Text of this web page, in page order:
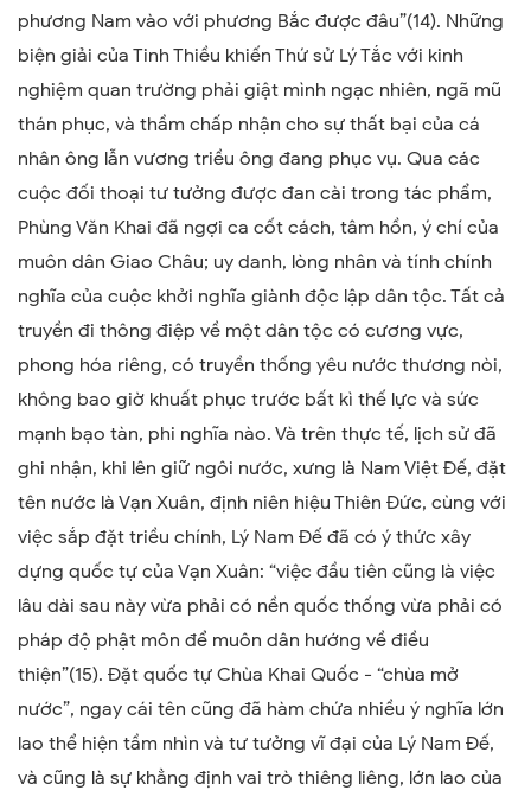
phương Nam vào với phương Bắc được đâu”(14). Những
biện giải của Tinh Thiều khiến Thứ sử Lý Tắc với kinh
nghiệm quan trường phải giật mình ngạc nhiên, ngã mũ
thán phục, và thầm chấp nhận cho sự thất bại của cá
nhân ông lẫn vương triều ông đang phục vụ. Qua các
cuộc đối thoại tư tưởng được đan cài trong tác phẩm,
Phùng Văn Khai đã ngợi ca cốt cách, tâm hồn, ý chí của
muôn dân Giao Châu; uy danh, lòng nhân và tính chính
nghĩa của cuộc khởi nghĩa giành độc lập dân tộc. Tất cả
truyền đi thông điệp về một dân tộc có cương vực,
phong hóa riêng, có truyền thống yêu nước thương nòi,
không bao giờ khuất phục trước bất kì thế lực và sức
mạnh bạo tàn, phi nghĩa nào. Và trên thực tế, lịch sử đã
ghi nhận, khi lên giữ ngôi nước, xưng là Nam Việt Đế, đặt
tên nước là Vạn Xuân, định niên hiệu Thiên Đức, cùng với
việc sắp đặt triều chính, Lý Nam Đế đã có ý thức xây
dựng quốc tự của Vạn Xuân: “việc đầu tiên cũng là việc
lâu dài sau này vừa phải có nền quốc thống vừa phải có
pháp độ phật môn để muôn dân hướng về điều
thiện”(15). Đặt quốc tự Chùa Khai Quốc - “chùa mở
nước”, ngay cái tên cũng đã hàm chứa nhiều ý nghĩa lớn
lao thể hiện tầm nhìn và tư tưởng vĩ đại của Lý Nam Đế,
và cũng là sự khẳng định vai trò thiêng liêng, lớn lao của